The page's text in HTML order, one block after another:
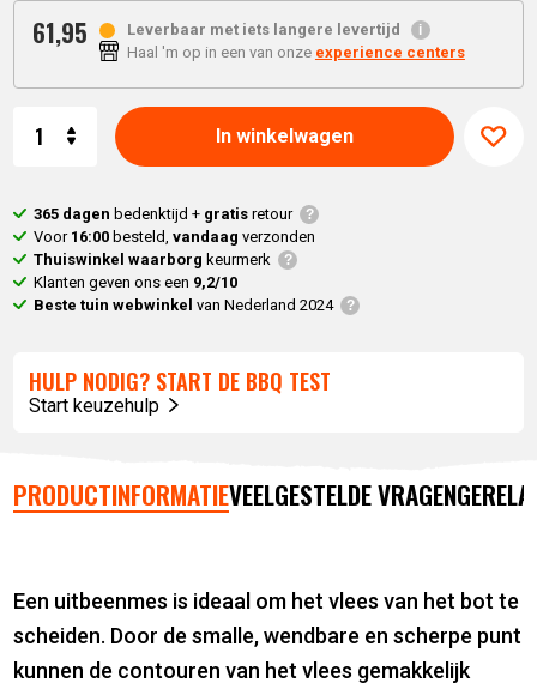
61,95
Leverbaar met iets langere levertijd
Haal 'm op in een van onze experience centers
In winkelwagen
365 dagen bedenktijd + gratisretour
Voor 16:00 besteld,vandaag verzonden
Thuiswinkel waarborg keurmerk
Klanten geven ons een 9,2/10
Beste tuin webwinkel van Nederland 2024
HULP NODIG? START DE BBQ TEST
Start keuzehulp
PRODUCTINFORMATIEVEELGESTELDE VRAGEN
Een uitbeenmes is ideaal om het vlees van het bot te
scheiden. Door de smalle, wendbare en scherpe punt
kunnen de contouren van het vlees gemakkelijk